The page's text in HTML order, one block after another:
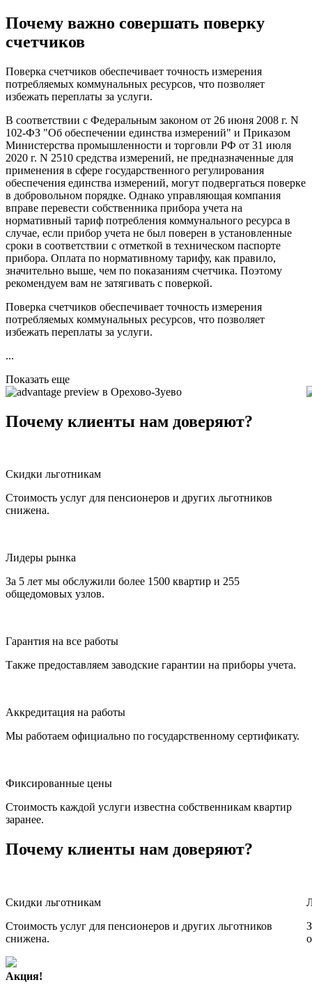
Почему важно совершать поверку
счетчиков
Поверка счетчиков обеспечивает точность измерения
потребляемых коммунальных ресурсов, что позволяет
избежать переплаты за услуги.
В соответствии с Федеральным законом от 26 июня 2008 г. N
102-ФЗ "Об обеспечении единства измерений" и Приказом
Министерства промышленности и торговли РФ от 31 июля
2020 г. N 2510 средства измерений, не предназначенные для
применения в сфере государственного регулирования
обеспечения единства измерений, могут подвергаться поверке
в добровольном порядке. Однако управляющая компания
вправе перевести собственника прибора учета на
нормативный тариф потребления коммунального ресурса в
случае, если прибор учета не был поверен в установленные
сроки в соответствии с отметкой в техническом паспорте
прибора. Оплата по нормативному тарифу, как правило,
значительно выше, чем по показаниям счетчика. Поэтому
рекомендуем вам не затягивать с поверкой.
Поверка счетчиков обеспечивает точность измерения
потребляемых коммунальных ресурсов, что позволяет
избежать переплаты за услуги.
...
Показать еще
в Орехово-Зуево
Почему клиенты нам доверяют?
Скидки льготникам
Стоимость услуг для пенсионеров и других льготников
снижена.
Лидеры рынка
За 5 лет мы обслужили более 1500 квартир и 255
общедомовых узлов.
Гарантия на все работы
Также предоставляем заводские гарантии на приборы учета.
Аккредитация на работы
Мы работаем официально по государственному сертификату.
Фиксированные цены
Стоимость каждой услуги известна собственникам квартир
заранее.
Почему клиенты нам доверяют?
Скидки льготникам
Стоимость услуг для пенсионеров и других льготников
снижена.
Акция!